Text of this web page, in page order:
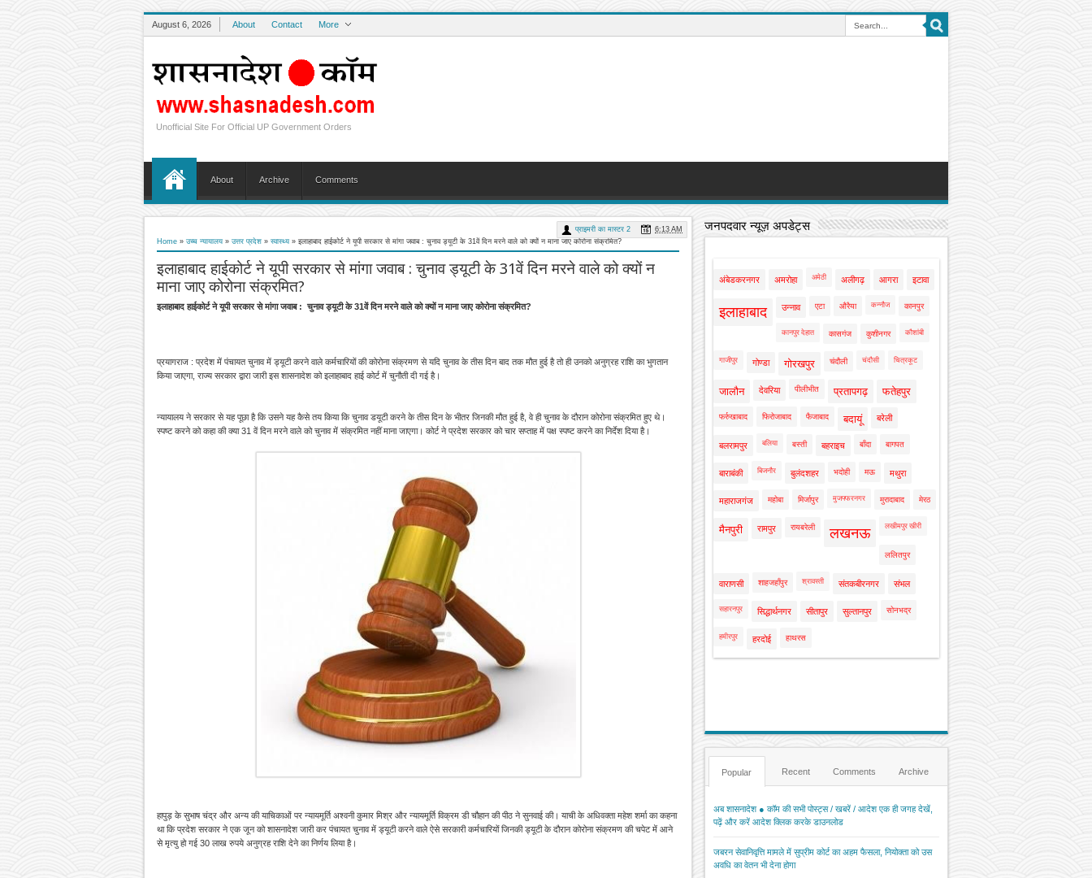
August 6, 2026 About Contact More
Unofficial Site For Official UP Government Orders
About Archive Comments
Home » उच्च न्यायालय » उत्तर प्रदेश » स्वास्थ्य » इलाहाबाद हाईकोर्ट ने यूपी सरकार से मांगा जवाब : चुनाव ड्यूटी के 31वें दिन मरने वाले को क्यों न माना जाए कोरोना संक्रमित?
इलाहाबाद हाईकोर्ट ने यूपी सरकार से मांगा जवाब : चुनाव ड्यूटी के 31वें दिन मरने वाले को क्यों न
माना जाए कोरोना संक्रमित?
प्राइमरी का मास्टर 2 6:13 AM
इलाहाबाद हाईकोर्ट ने यूपी सरकार से मांगा जवाब : चुनाव ड्यूटी के 31वें दिन मरने वाले को क्यों न माना जाए कोरोना संक्रमित?
प्रयागराज : प्रदेश में पंचायत चुनाव में ड्यूटी करने वाले कर्मचारियों की कोरोना संक्रमण से यदि चुनाव के तीस दिन बाद तक मौत हुई है तो ही उनको अनुग्रह राशि का भुगतान
किया जाएगा, राज्य सरकार द्वारा जारी इस शासनादेश को इलाहाबाद हाई कोर्ट में चुनौती दी गई है।
न्यायालय ने सरकार से यह पूछा है कि उसने यह कैसे तय किया कि चुनाव डयूटी करने के तीस दिन के भीतर जिनकी मौत हुई है, वे ही चुनाव के दौरान कोरोना संक्रमित हुए थे।
स्पष्ट करने को कहा की क्या 31 वें दिन मरने वाले को चुनाव में संक्रमित नहीं माना जाएगा। कोर्ट ने प्रदेश सरकार को चार सप्ताह में पक्ष स्पष्ट करने का निर्देश दिया है।
हापुड़ के सुभाष चंद्र और अन्य की याचिकाओं पर न्यायमूर्ति अश्वनी कुमार मिश्र और न्यायमूर्ति विक्रम डी चौहान की पीठ ने सुनवाई की। याची के अधिवक्ता महेश शर्मा का कहना
था कि प्रदेश सरकार ने एक जून को शासनादेश जारी कर पंचायत चुनाव में ड्यूटी करने वाले ऐसे सरकारी कर्मचारियों जिनकी ड्यूटी के दौरान कोरोना संक्रमण की चपेट में आने
से मृत्यु हो गई 30 लाख रुपये अनुग्रह राशि देने का निर्णय लिया है।
जनपदवार न्यूज़ अपडेट्स
अंबेडकरनगर अमरोहा अमेठी अलीगढ़ आगरा इटावा
इलाहाबाद उन्नाव एटा औरैया कन्नौज कानपुर
कानपुर देहात कासगंज कुशीनगर कौशांबी
गाजीपुर गोण्डा गोरखपुर चंदौली चंदौसी चित्रकूट
जालौन देवरिया पीलीभीत प्रतापगढ़ फतेहपुर
फर्रुखाबाद फिरोजाबाद फैजाबाद बदायूं बरेली
बलरामपुर बलिया बस्ती बहराइच बाँदा बागपत
बाराबंकी बिजनौर बुलंदशहर भदोही मऊ मथुरा
महाराजगंज महोबा मिर्जापुर मुजफ्फरनगर मुरादाबाद मेरठ
मैनपुरी रामपुर रायबरेली लखनऊ लखीमपुर खीरी
ललितपुर
वाराणसी शाहजहाँपुर श्रावस्ती संतकबीरनगर संभल
सहारनपुर सिद्धार्थनगर सीतापुर सुल्तानपुर सोनभद्र
हमीरपुर हरदोई हाथरस
Popular Recent Comments Archive
अब शासनादेश ● कॉम की सभी पोस्ट्स / खबरें / आदेश एक ही जगह देखें,
पढ़ें और करें आदेश क्लिक करके डाउनलोड
जबरन सेवानिवृत्ति मामले में सुप्रीम कोर्ट का अहम फैसला, नियोक्ता को उस
अवधि का वेतन भी देना होगा